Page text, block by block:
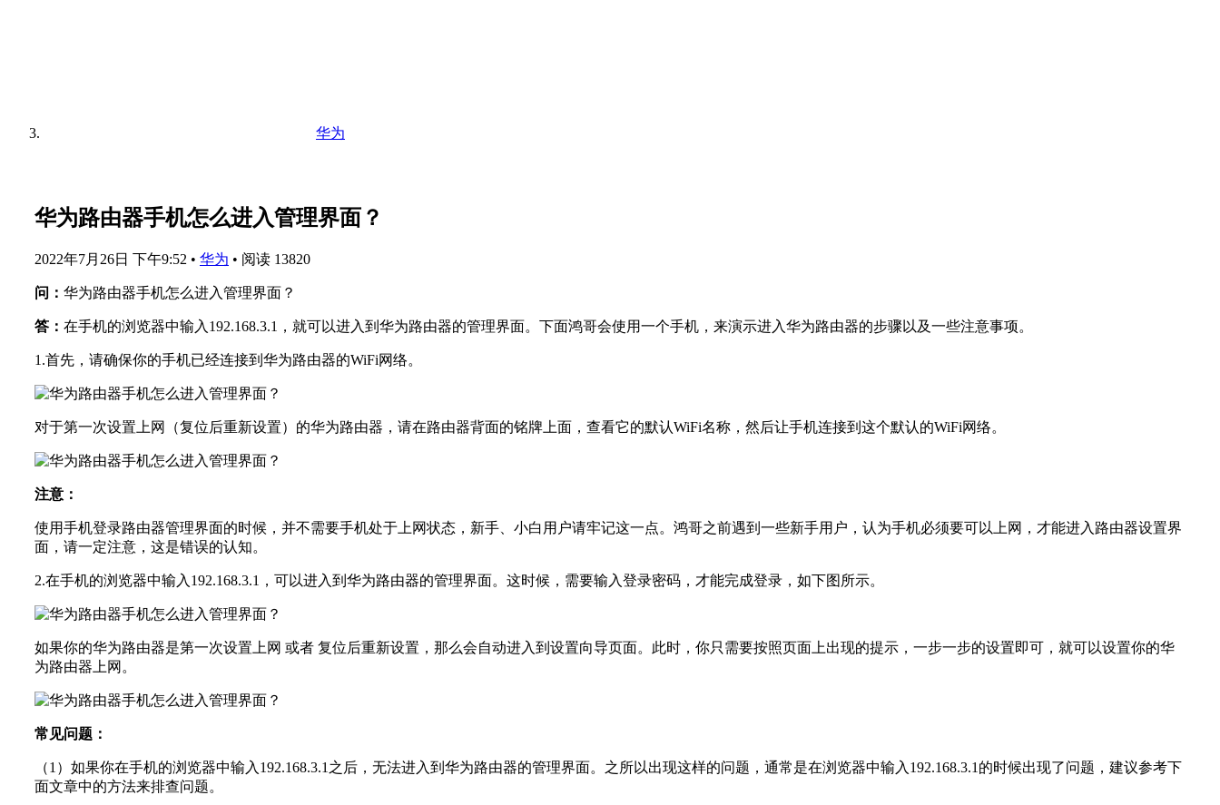
华为
华为路由器手机怎么进入管理界面？
2022年7月26日 下午9:52 • 华为 • 阅读 13820
问： 华为路由器手机怎么进入管理界面？
答： 在手机的浏览器中输入192.168.3.1，就可以进入到华为路由器的管理界面。下面鸿哥会使用一个手机，来演示进入华为路由器的步骤以及一些注意事项。
1.首先，请确保你的手机已经连接到华为路由器的WiFi网络。
对于第一次设置上网（复位后重新设置）的华为路由器，请在路由器背面的铭牌上面，查看它的默认WiFi名称，然后让手机连接到这个默认的WiFi网络。
注意：
使用手机登录路由器管理界面的时候，并不需要手机处于上网状态，新手、小白用户请牢记这一点。鸿哥之前遇到一些新手用户，认为手机必须要可以上网，才能进入路由器设置界
面，请一定注意，这是错误的认知。
2.在手机的浏览器中输入192.168.3.1，可以进入到华为路由器的管理界面。这时候，需要输入登录密码，才能完成登录，如下图所示。
如果你的华为路由器是第一次设置上网 或者 复位后重新设置，那么会自动进入到设置向导页面。此时，你只需要按照页面上出现的提示，一步一步的设置即可，就可以设置你的华
为路由器上网。
常见问题：
（1）如果你在手机的浏览器中输入192.168.3.1之后，无法进入到华为路由器的管理界面。之所以出现这样的问题，通常是在浏览器中输入192.168.3.1的时候出现了问题，建议参考下
面文章中的方法来排查问题。